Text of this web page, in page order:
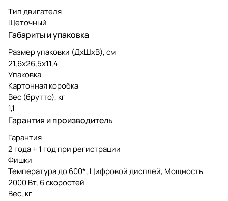
Тип двигателя
Щеточный
Габариты и упаковка
Размер упаковки (ДxШxВ), см
21,6x26,5x11,4
Упаковка
Картонная коробка
Вес (брутто), кг
1,1
Гарантия и производитель
Гарантия
2 года + 1 год при регистрации
Фишки
Температура до 600*, Цифровой дисплей, Мощность
2000 Вт, 6 скоростей
Вес, кг